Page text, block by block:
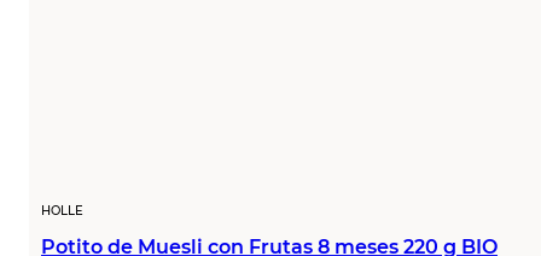
HOLLE
Potito de Muesli con Frutas 8 meses 220 g BIO